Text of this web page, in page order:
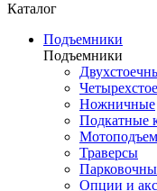
Каталог
Подъемники
Подъемники
Ножничные
Подкатные
Траверсы
Опции и